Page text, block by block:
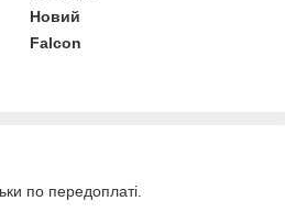
Новий
Falcon
по передоплаті.